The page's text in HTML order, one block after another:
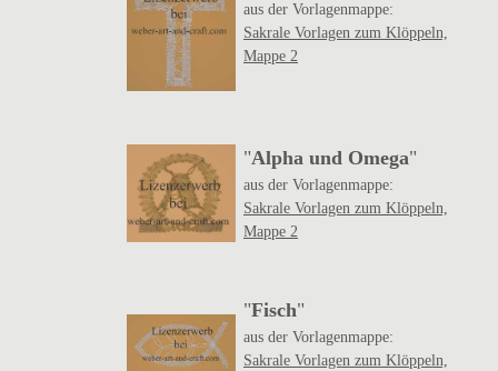
aus der Vorlagenmappe:
Sakrale Vorlagen zum Klöppeln,
Mappe 2
"Alpha und Omega"
aus der Vorlagenmappe:
Sakrale Vorlagen zum Klöppeln,
Mappe 2
"Fisch"
aus der Vorlagenmappe:
Sakrale Vorlagen zum Klöppeln,